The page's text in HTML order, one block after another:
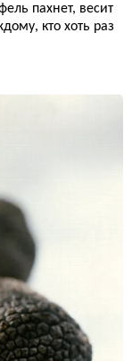
пахнет, весит
кто хоть раз